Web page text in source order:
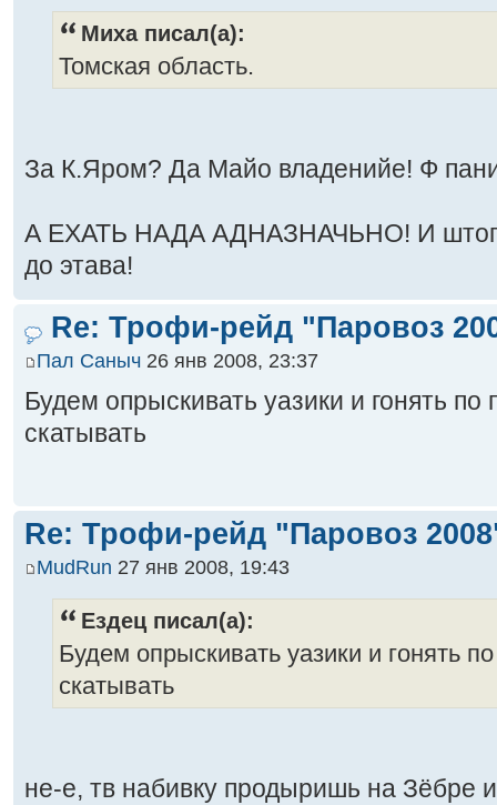
Миха писал(а):
Томская область.
За К.Яром? Да Майо владенийе! Ф
А ЕХАТЬ НАДА АДНАЗНАЧЬНО! И штоп
до этава!
Re: Трофи-рейд "Паровоз
Пал Саныч 26 янв 2008, 23:37
Будем опрыскивать уазики и гонять
скатывать
Re: Трофи-рейд "Паровоз
MudRun 27 янв 2008, 19:43
Ездец писал(а):
Будем опрыскивать уазики и гонять
скатывать
не-е, тв набивку продыришь на Зёбре